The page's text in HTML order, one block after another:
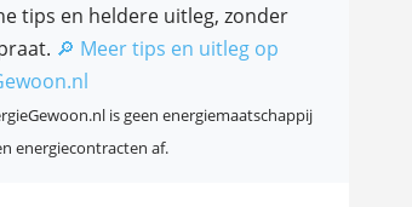
tips en heldere uitleg, zonder
🔎 Meer tips en uitleg op
is geen energiemaatschappij
energiecontracten af.